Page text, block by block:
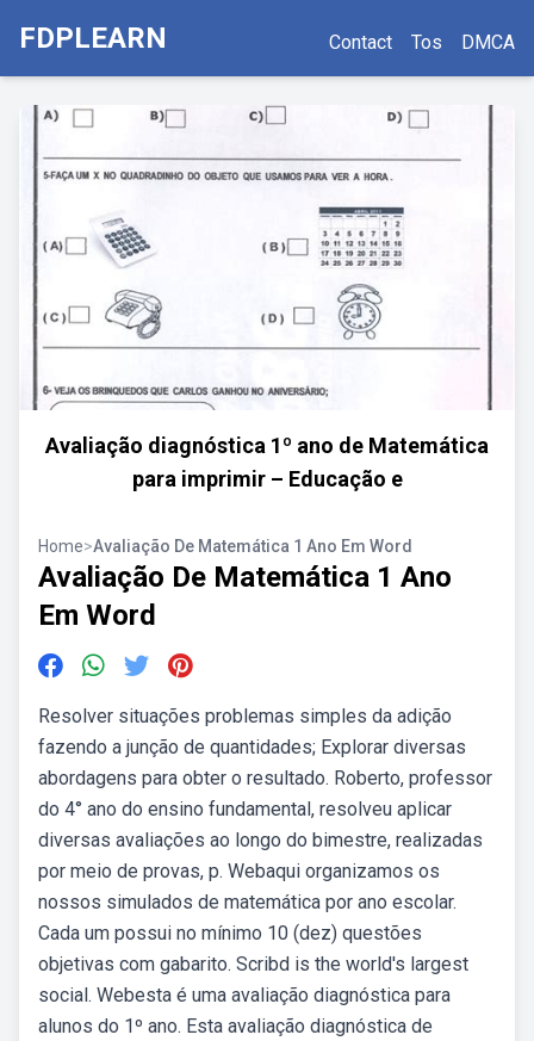
FDPLEARN Contact Tos DMCA
Avaliação diagnóstica 1º ano de Matemática
para imprimir – Educação e
Home>Avaliação De Matemática 1 Ano Em Word
Avaliação De Matemática 1 Ano
Em Word
Resolver situações problemas simples da adição
fazendo a junção de quantidades; Explorar diversas
abordagens para obter o resultado. Roberto, professor
do 4° ano do ensino fundamental, resolveu aplicar
diversas avaliações ao longo do bimestre, realizadas
por meio de provas, p. Webaqui organizamos os
nossos simulados de matemática por ano escolar.
Cada um possui no mínimo 10 (dez) questões
objetivas com gabarito. Scribd is the world's largest
social. Webesta é uma avaliação diagnóstica para
alunos do 1º ano. Esta avaliação diagnóstica de